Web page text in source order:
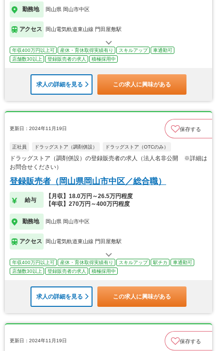
勤務地 岡山県 岡山市中区
アクセス 岡山電気軌道東山線 門田屋敷駅
年収400万円以上可 産休・育休取得実績有り スキルアップ
車通勤可
店舗数30以上
登録販売者の求人 積極採用中
求人の詳細を見る この求人に興味がある
更新日：2024年11月19日 保存する
正社員 ドラッグストア（調剤併設） ドラッグストア（OTCのみ）
ドラッグストア（調剤併設）の登録販売者の求人（法人名非公開 ※詳細は
お問合せください）
登録販売者（岡山県岡山市中区／総合職）
給与
【月収】18.0万円～26.5万円程度
【年収】270万円～400万円程度
勤務地 岡山県 岡山市中区
アクセス 岡山電気軌道東山線 門田屋敷駅
年収400万円以上可 産休・育休取得実績有り スキルアップ 駅チカ
車通勤可
店舗数30以上
登録販売者の求人 積極採用中
求人の詳細を見る この求人に興味がある
更新日：2024年11月19日 保存する